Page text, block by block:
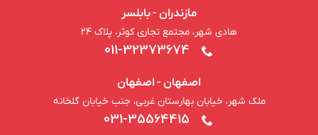
مازندران - بابلسر
هادی شهر، مجتمع تجاری کوثر، پلاک ۲۴
011-32373674
اصفهان - اصفهان
ملک شهر، خیابان بهارستان غربی، جنب خیابان گلخانه
031-35564415